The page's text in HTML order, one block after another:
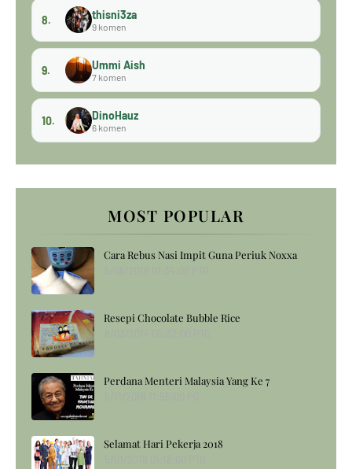
8. thisni3za
9 komen
9. Ummi Aish
7 komen
10. DinoHauz
6 komen
MOST POPULAR
Cara Rebus Nasi Impit Guna Periuk Noxxa
Resepi Chocolate Bubble Rice
Perdana Menteri Malaysia Yang Ke 7
Selamat Hari Pekerja 2018